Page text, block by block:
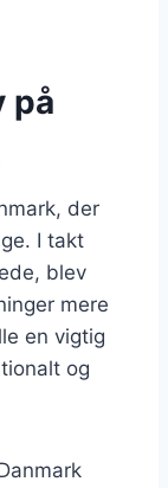
på
der
I takt
blev
mere
en vigtig
og